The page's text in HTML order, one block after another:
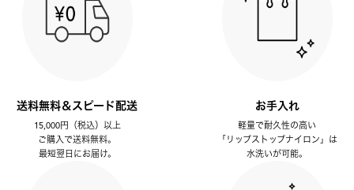
送料無料＆スピード配送
15,000円（税込）以上
ご購入で送料無料。
最短翌日にお届け。
お手入れ
軽量で耐久性の高い
「リップストップナイロン」は
水洗いが可能。